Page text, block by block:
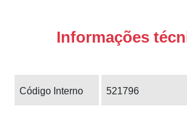
Informações
Código Interno 521796